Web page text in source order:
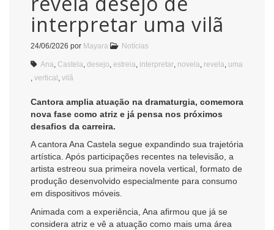
interpretar uma vilã
24/06/2026 por Mayara Notícias
Ana, Castela, desejo, estreia, interpretar, novela, revela, uma
, vertical , vilã
Cantora amplia atuação na dramaturgia, comemora
nova fase como atriz e já pensa nos próximos
desafios da carreira.
A cantoraAna Castela segue expandindo sua trajetória
artística. Após participações recentes na televisão, a
artista estreou sua primeira novela vertical, formato de
produção desenvolvido especialmente para consumo
em dispositivos móveis.
Animada com a experiência, Ana afirmou que já se
considera atriz e vê a atuação como mais uma área